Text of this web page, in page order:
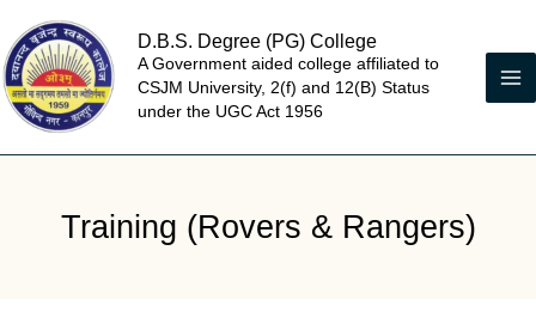
to
content
D.B.S. Degree (PG) College
A Government aided college affiliated to
CSJM University, 2(f) and 12(B) Status
under the UGC Act 1956
Training (Rovers & Rangers)